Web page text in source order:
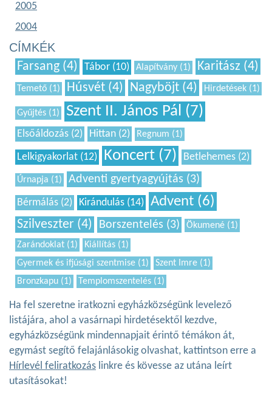
2005
2004
CÍMKÉK
Farsang (4) Tábor (10) Alapítvány (1) Karitász (4)
Temető (1) Húsvét (4) Nagyböjt (4) Hirdetések (1)
Gyűjtés (1) Szent II. János Pál (7)
Elsőáldozás (2) Hittan (2) Regnum (1)
Lelkigyakorlat (12) Koncert (7) Betlehemes (2)
Úrnapja (1) Adventi gyertyagyújtás (3)
Bérmálás (2) Kirándulás (14) Advent (6)
Szilveszter (4) Borszentelés (3)
Ökumené (1)
Zarándoklat (1)
Kiállítás (1)
Gyermek és ifjúsági szentmise (1)
Szent Imre (1)
Bronzkapu (1)
Templomszentelés (1)
Ha fel szeretne iratkozni egyházközségünk levelező
listájára, ahol a vasárnapi hirdetésektől kezdve,
egyházközségünk mindennapjait érintő témákon át,
egymást segítő felajánlásokig olvashat, kattintson erre a
Hírlevél feliratkozás linkre és kövesse az utána leírt
utasításokat!